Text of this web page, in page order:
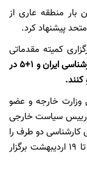
سال 1974 برای نخستین بار منطقه عاری از
پیشنهاد کرد.
کمیته مقدماتی
هیات‌های کارشناسی ایران و 1+5 در
وزارت خارجه و عضو
رییس سیاست خارجی
ریاست هیات‌های کارشناسی دو طرف را
برعهده دارند. قرار است مذاکرات کارشناسی از 15 تا 19 اردیبهشت برگزار